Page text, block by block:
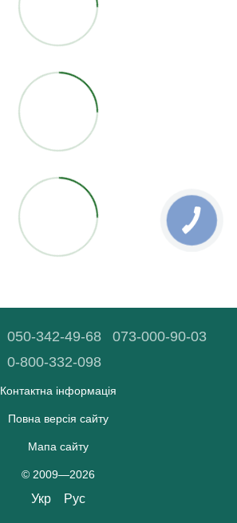
050-342-49-68
073-000-90-03
0-800-332-098
Контактна інформація
Повна версія сайту
Мапа сайту
© 2009—2026
Укр Рус